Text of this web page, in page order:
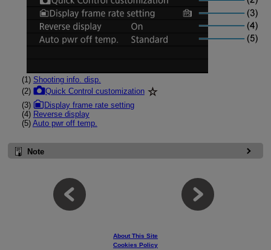
(1) Shooting info. disp.
(2)
Quick Control customization
(3)
Display frame rate setting
(4) Reverse display
(5) Auto pwr off temp.
Note
About This Site
Cookies Policy